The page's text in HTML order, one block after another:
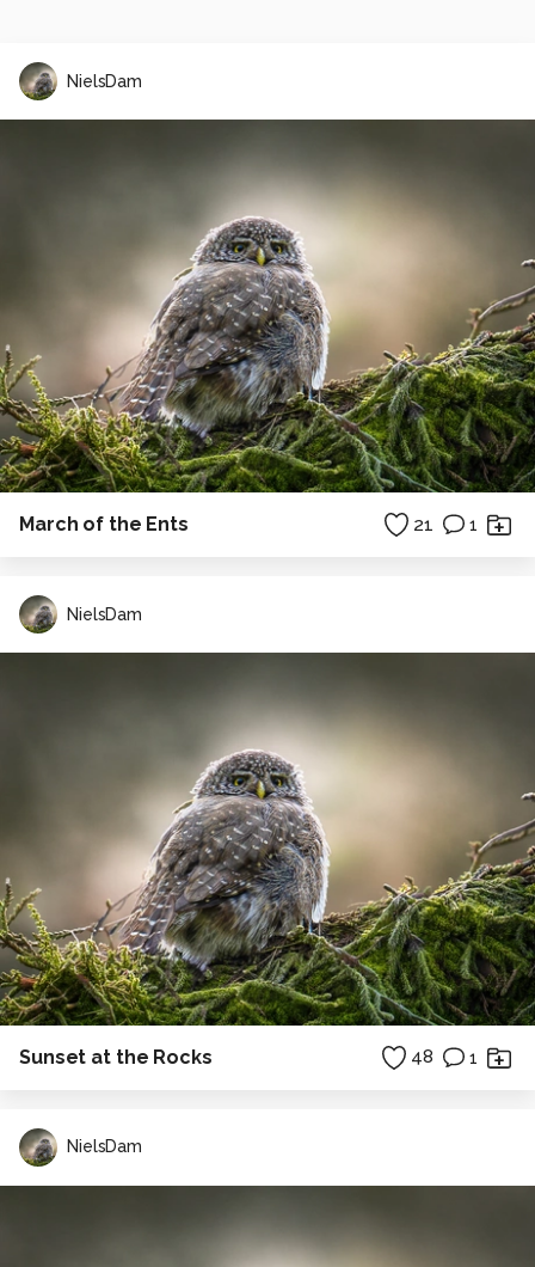
NielsDam
March of the Ents 21 1
NielsDam
Sunset at the Rocks 48 1
NielsDam